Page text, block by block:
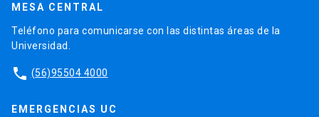
MESA CENTRAL
Teléfono para comunicarse con las distintas áreas de la
Universidad.
phone (56)95504 4000
EMERGENCIAS UC